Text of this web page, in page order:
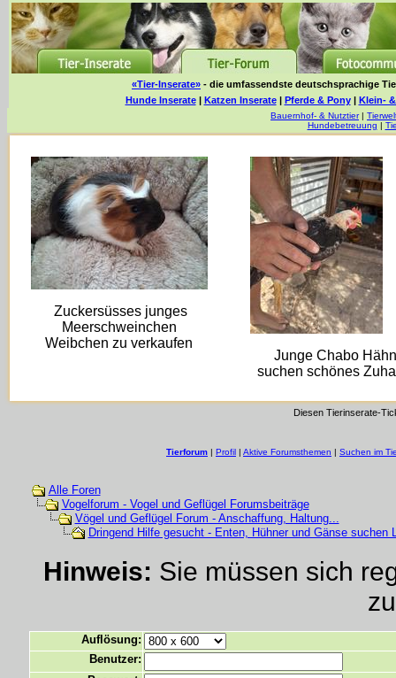
«Tier-Inserate» - die umfassendste deutschsprachige
Hunde Inserate| Katzen Inserate| Pferde & Pony| Klein-
Bauernhof- & Nutztier|
Hundebetreuung |
Zuckersüsses junges
Meerschweinchen
Weibchen zu verkaufen
Junge Chabo
suchen schönes
Diesen Tierinserate-
Tierforum | Profil | Aktive Forumsthemen | Suchen im
Alle Foren
Vogelforum - Vogel und Geflügel Forumsbeiträge
Vögel und Geflügel Forum - Anschaffung, Haltung...
Dringend Hilfe gesucht - Enten, Hühner und Gänse suchen
Hinweis: Sie müssen sich
Auflösung:
Benutzer: